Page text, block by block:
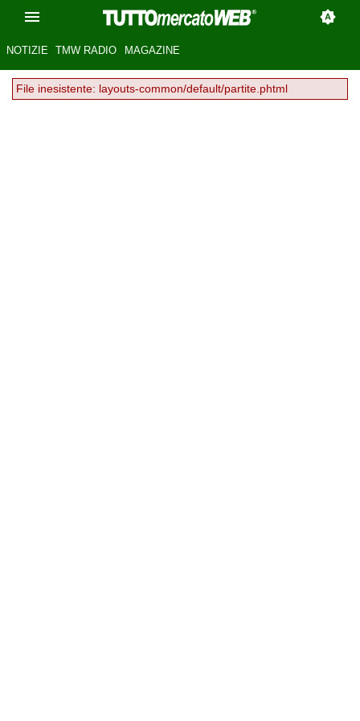
NOTIZIE TMW RADIO MAGAZINE
File inesistente: layouts-common/default/partite.phtml